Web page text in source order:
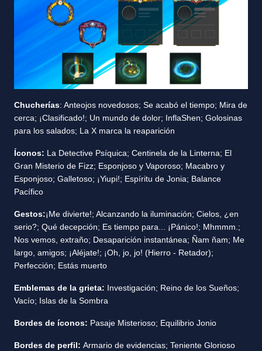
Chucherías: Anteojos novedosos; Se acabó el tiempo; Mira de
cerca; ¡Clasificado!; Un mundo de dolor; InflaShen; Golosinas
para los salados; La X marca la reaparición
Íconos: La Detective Psíquica; Centinela de la Linterna; El
Gran Misterio de Fizz; Esponjoso y Vaporoso; Macabro y
Esponjoso; Galletoso; ¡Yiupi!; Espíritu de Jonia; Balance
Pacífico
Gestos:¡Me divierte!; Alcanzando la iluminación; Cielos, ¿en
serio?; Qué decepción; Es tiempo para... ¡Pánico!; Mhmmm.;
Nos vemos, extraño; Desaparición instantánea; Ñam ñam; Me
largo, amigos; ¡Aléjate!; ¡Oh, jo, jo! (Hierro - Retador);
Perfección; Estás muerto
Emblemas de la grieta: Investigación; Reino de los Sueños;
Vacío; Islas de la Sombra
Bordes de íconos: Pasaje Misterioso; Equilibrio Jonio
Bordes de perfil: Armario de evidencias; Teniente Glorioso